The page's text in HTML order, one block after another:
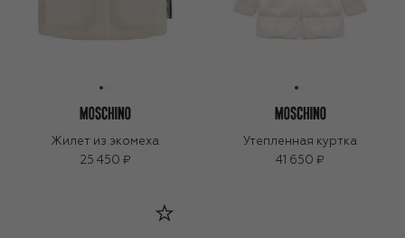
Жилет из экомеха
25 450 ₽
Утепленная куртка
41 650 ₽